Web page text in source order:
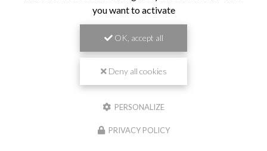
9.9/10
VÉRIFIÉ
you want to activate
OK, accept all
Deny all cookies
PERSONALIZE
PRIVACY POLICY